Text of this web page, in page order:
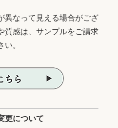
異なって見える場合がござ
質感は、サンプルをご請求
。
更について